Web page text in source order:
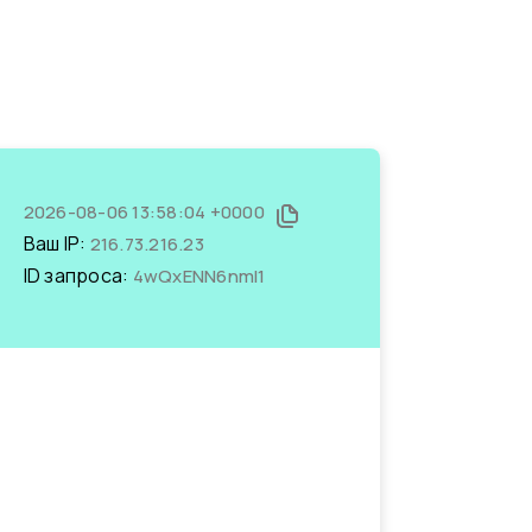
2026-08-06 13:58:04 +0000
Ваш IP: 216.73.216.23
ID запроса: 4wQxENN6nmI1